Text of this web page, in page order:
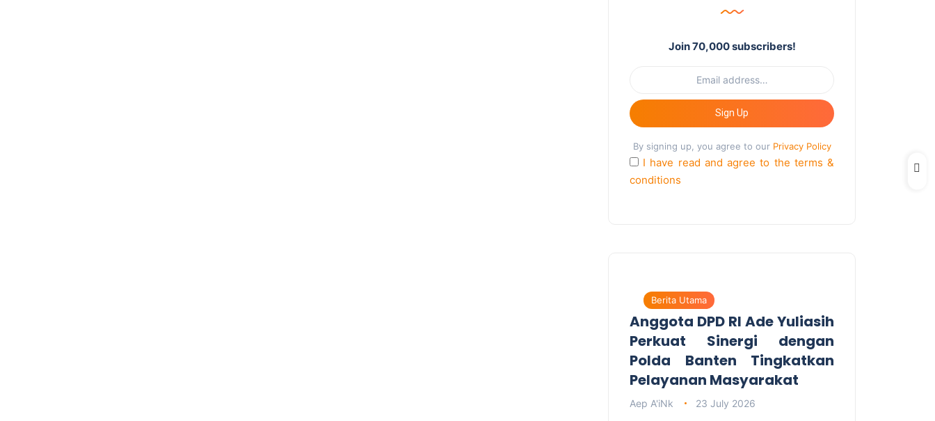
Join 70,000 subscribers!
Sign Up
By signing up, you agree to our Privacy Policy
I have read and agree to the terms &
conditions
Berita Utama
Anggota DPD RI Ade Yuliasih
Perkuat Sinergi dengan
Polda Banten Tingkatkan
Pelayanan Masyarakat
Aep A'iNk 23 July 2026